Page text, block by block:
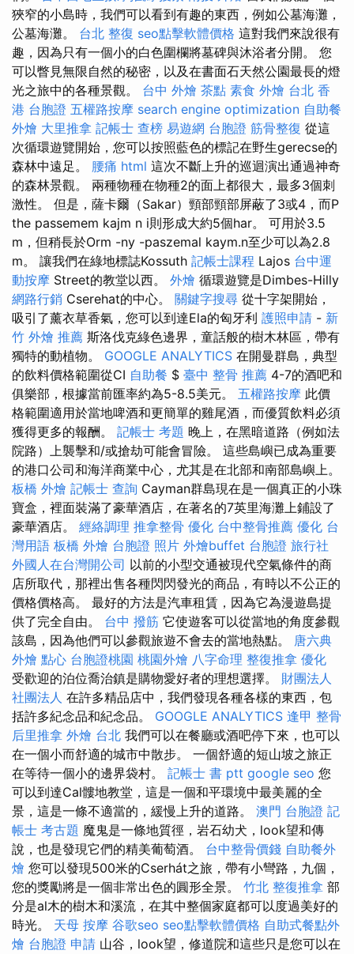
狹窄的小島時，我們可以看到有趣的東西，例如公墓海灘，
公墓海灘。 台北 整復 seo點擊軟體價格 這對我們來說很有
趣，因為只有一個小的白色圍欄將墓碑與沐浴者分開。 您
可以瞥見無限自然的秘密，以及在書面石天然公園最長的燈
光之旅中的各種景觀。 台中 外燴 茶點 素食 外燴 台北 香
港 台胞證 五權路按摩 search engine optimization 自助餐
外燴 大里推拿 記帳士 查榜 易遊網 台胞證 筋骨整復 從這
次循環遊覽開始，您可以按照藍色的標記在野生gerecse的
森林中遠足。 腰痛 html 這次不斷上升的巡迴演出通過神奇
的森林景觀。 兩種物種在物種2的面上都很大，最多3個刺
激性。 但是，薩卡爾（Sakar）頸部頸部屏蔽了3或4，而P
the passemem kajm n i則形成大約5個har。 可用於3.5
m，但稍長於Orm -ny -paszemal kaym.n至少可以為2.8
m。 讓我們在綠地標誌Kossuth 記帳士課程 Lajos 台中運
動按摩 Street的教堂以西。 外燴 循環遊覽是Dimbes-Hilly
網路行銷 Cserehat的中心。 關鍵字搜尋 從十字架開始，
吸引了薰衣草香氣，您可以到達Ela的匈牙利 護照申請 - 新
竹 外燴 推薦 斯洛伐克綠色邊界，童話般的樹木林區，帶有
獨特的動植物。 GOOGLE ANALYTICS 在開曼群島，典型
的飲料價格範圍從CI 自助餐 $ 臺中 整骨 推薦 4-7的酒吧和
俱樂部，根據當前匯率約為5-8.5美元。 五權路按摩 此價
格範圍適用於當地啤酒和更簡單的雞尾酒，而優質飲料必須
獲得更多的報酬。 記帳士 考題 晚上，在黑暗道路（例如法
院路）上襲擊和/或搶劫可能會冒險。 這些島嶼已成為重要
的港口公司和海洋商業中心，尤其是在北部和南部島嶼上。
板橋 外燴 記帳士 查詢 Cayman群島現在是一個真正的小珠
寶盒，裡面裝滿了豪華酒店，在著名的7英里海灘上鋪設了
豪華酒店。 經絡調理 推拿整骨 優化 台中整骨推薦 優化 台
灣用語 板橋 外燴 台胞證 照片 外燴buffet 台胞證 旅行社
外國人在台灣開公司 以前的小型交通被現代空氣條件的商
店所取代，那裡出售各種閃閃發光的商品，有時以不公正的
價格價格高。 最好的方法是汽車租賃，因為它為漫遊島提
供了完全自由。 台中 撥筋 它使遊客可以從當地的角度參觀
該島，因為他們可以參觀旅遊不會去的當地熱點。 唐六典
外燴 點心 台胞證桃園 桃園外燴 八字命理 整復推拿 優化
受歡迎的泊位喬治鎮是購物愛好者的理想選擇。 財團法人
社團法人 在許多精品店中，我們發現各種各樣的東西，包
括許多紀念品和紀念品。 GOOGLE ANALYTICS 逢甲 整骨
后里推拿 外燴 台北 我們可以在餐廳或酒吧停下來，也可以
在一個小而舒適的城市中散步。 一個舒適的短山坡之旅正
在等待一個小的邊界袋村。 記帳士 書 ptt google seo 您
可以到達Cal髏地教堂，這是一個和平環境中最美麗的全
景，這是一條不適當的，緩慢上升的道路。 澳門 台胞證 記
帳士 考古題 魔鬼是一條地質徑，岩石幼犬，look望和傳
說，也是發現它們的精美葡萄酒。 台中整骨價錢 自助餐外
燴 您可以發現500米的Cserhát之旅，帶有小彎路，九個，
您的獎勵將是一個非常出色的圓形全景。 竹北 整復推拿 部
分是al木的樹木和溪流，在其中整個家庭都可以度過美好的
時光。 天母 按摩 谷歌seo seo點擊軟體價格 自助式餐點外
燴 台胞證 申請 山谷，look望，修道院和這些只是您可以在